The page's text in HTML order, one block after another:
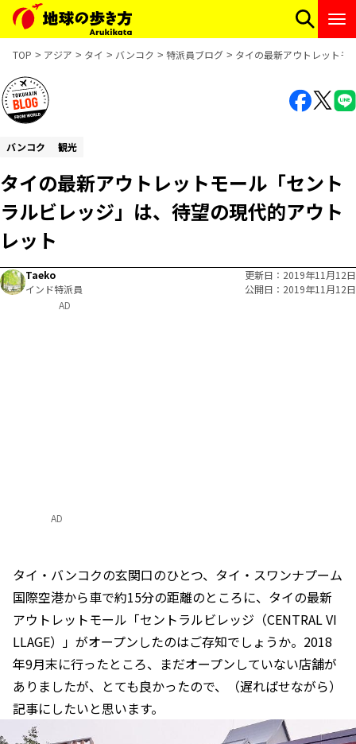
TOP アジア タイ バンコク 特派員ブログ タイの最新アウトレットモ
バンコク 観光
タイの最新アウトレットモール「セント
ラルビレッジ」は、待望の現代的アウト
レット
Taeko
インド特派員
更新日
2019年11月12日
公開日
2019年11月12日
AD
タイ・バンコクの玄関口のひとつ、タイ・スワンナプーム
国際空港から車で約15分の距離のところに、タイの最新
アウトレットモール「セントラルビレッジ（CENTRAL VI
LLAGE）」がオープンしたのはご存知でしょうか。2018
年9月末に行ったところ、まだオープンしていない店舗が
ありましたが、とても良かったので、（遅ればせながら）
記事にしたいと思います。
AD